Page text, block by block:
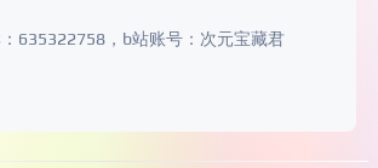
635322758，b站账号：次元宝藏君